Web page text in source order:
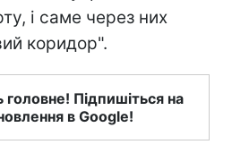
і саме через них
коридор".
головне! Підпишіться на
в Google!